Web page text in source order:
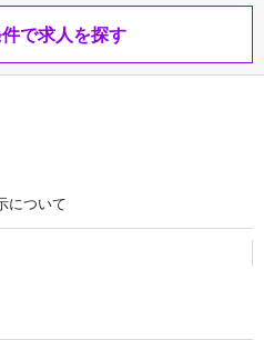
で求人を探す
について